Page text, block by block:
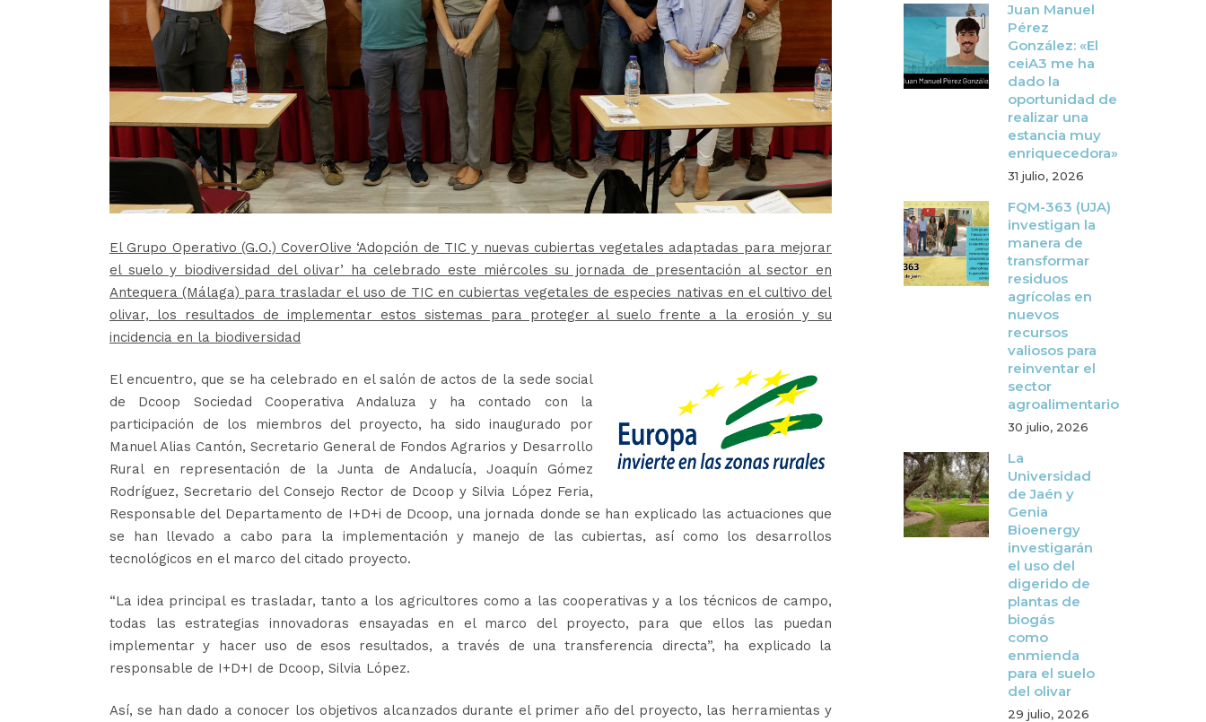
El Grupo Operativo (G.O.) CoverOlive ‘Adopción de TIC y nuevas cubiertas vegetales adaptadas para mejorar
el suelo y biodiversidad del olivar’ ha celebrado este miércoles su jornada de presentación al sector en
Antequera (Málaga) para trasladar el uso de TIC en cubiertas vegetales de especies nativas en el cultivo del
olivar, los resultados de implementar estos sistemas para proteger al suelo frente a la erosión y su
incidencia en la biodiversidad
El encuentro, que se ha celebrado en el salón de actos de la sede social
de Dcoop Sociedad Cooperativa Andaluza y ha contado con la
participación de los miembros del proyecto, ha sido inaugurado por
Manuel Alias Cantón, Secretario General de Fondos Agrarios y Desarrollo
Rural en representación de la Junta de Andalucía, Joaquín Gómez
Rodríguez, Secretario del Consejo Rector de Dcoop y Silvia López Feria,
Responsable del Departamento de I+D+i de Dcoop, una jornada donde se han explicado las actuaciones que
se han llevado a cabo para la implementación y manejo de las cubiertas, así como los desarrollos
tecnológicos en el marco del citado proyecto.
“La idea principal es trasladar, tanto a los agricultores como a las cooperativas y a los técnicos de campo,
todas las estrategias innovadoras ensayadas en el marco del proyecto, para que ellos las puedan
implementar y hacer uso de esos resultados, a través de una transferencia directa”, ha explicado la
responsable de I+D+I de Dcoop, Silvia López.
Así, se han dado a conocer los objetivos alcanzados durante el primer año del proyecto, las herramientas y
Juan Manuel
Pérez
González: «El
ceiA3 me ha
dado la
oportunidad de
realizar una
estancia muy
enriquecedora»
31 julio, 2026
FQM-363 (UJA)
investigan la
manera de
transformar
residuos
agrícolas en
nuevos
recursos
valiosos para
reinventar el
sector
agroalimentario
30 julio, 2026
La
Universidad
de Jaén y
Genia
Bioenergy
investigarán
el uso del
digerido de
plantas de
biogás
como
enmienda
para el suelo
del olivar
29 julio, 2026